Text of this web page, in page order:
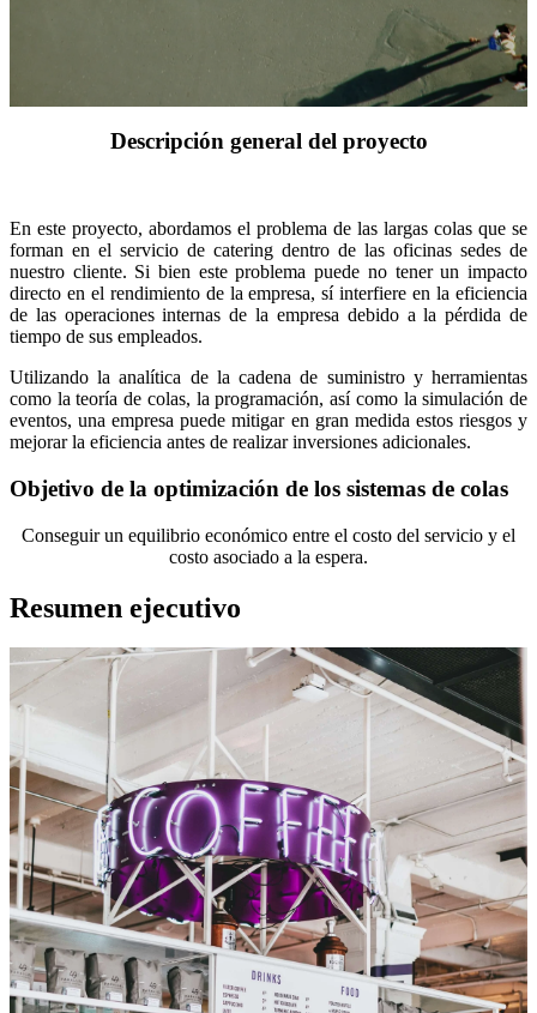
Contacto
Descripción general del proyecto
En este proyecto, abordamos el problema de las largas colas que se
forman en el servicio de catering dentro de las oficinas sedes de
nuestro cliente. Si bien este problema puede no tener un impacto
directo en el rendimiento de la empresa, sí interfiere en la eficiencia
de las operaciones internas de la empresa debido a la pérdida de
tiempo de sus empleados.
Utilizando la analítica de la cadena de suministro y herramientas
como la teoría de colas, la programación, así como la simulación de
eventos, una empresa puede mitigar en gran medida estos riesgos y
mejorar la eficiencia antes de realizar inversiones adicionales.
Objetivo de la optimización de los sistemas de colas
Conseguir un equilibrio económico entre el costo del servicio y el
costo asociado a la espera.
Resumen ejecutivo